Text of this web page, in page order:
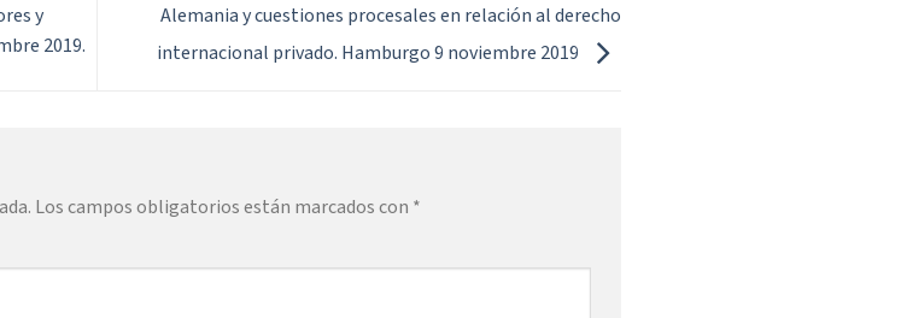
y
2019.
Alemania y cuestiones procesales en relación al derecho
internacional privado. Hamburgo 9 noviembre 2019
Los campos obligatorios están marcados con *